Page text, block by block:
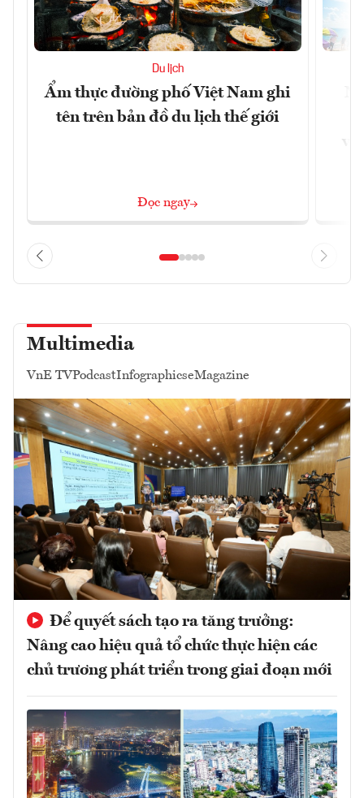
Du lịch
Ẩm thực đường phố Việt Nam ghi
tên trên bản đồ du lịch thế giới
Đọc ngay
Multimedia
VnE TVPodcastInfographicseMagazine
Để quyết sách tạo ra tăng trưởng:
Nâng cao hiệu quả tổ chức thực hiện các
chủ trương phát triển trong giai đoạn mới